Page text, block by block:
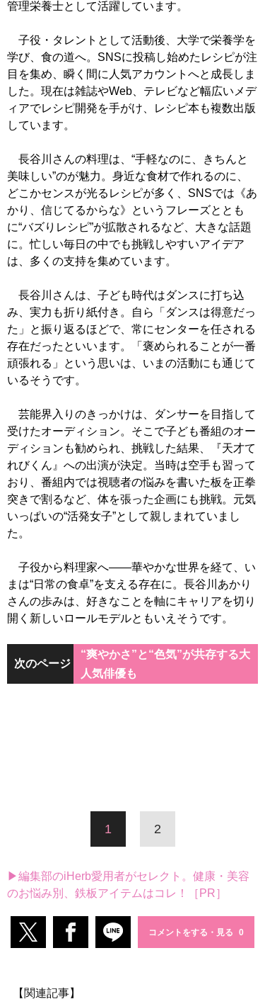
管理栄養士として活躍しています。
子役・タレントとして活動後、大学で栄養学を
学び、食の道へ。SNSに投稿し始めたレシピが注
目を集め、瞬く間に人気アカウントへと成長しま
した。現在は雑誌やWeb、テレビなど幅広いメデ
ィアでレシピ開発を手がけ、レシピ本も複数出版
しています。
長谷川さんの料理は、“手軽なのに、きちんと
美味しい”のが魅力。身近な食材で作れるのに、
どこかセンスが光るレシピが多く、SNSでは《あ
かり、信じてるからな》というフレーズととも
に“バズりレシピ”が拡散されるなど、大きな話題
に。忙しい毎日の中でも挑戦しやすいアイデア
は、多くの支持を集めています。
長谷川さんは、子ども時代はダンスに打ち込
み、実力も折り紙付き。自ら「ダンスは得意だっ
た」と振り返るほどで、常にセンターを任される
存在だったといいます。「褒められることが一番
頑張れる」という思いは、いまの活動にも通じて
いるそうです。
芸能界入りのきっかけは、ダンサーを目指して
受けたオーディション。そこで子ども番組のオー
ディションも勧められ、挑戦した結果、『天才て
れびくん』への出演が決定。当時は空手も習って
おり、番組内では視聴者の悩みを書いた板を正拳
突きで割るなど、体を張った企画にも挑戦。元気
いっぱいの“活発女子”として親しまれていまし
た。
子役から料理家へ――華やかな世界を経て、い
まは“日常の食卓”を支える存在に。長谷川あかり
さんの歩みは、好きなことを軸にキャリアを切り
開く新しいロールモデルともいえそうです。
次のページ
“爽やかさ”と“色気”が共存する大
人気俳優も
1 2
▶編集部のiHerb愛用者がセレクト。健康・美容
のお悩み別、鉄板アイテムはコレ！［PR］
コメントをする・見る
【関連記事】